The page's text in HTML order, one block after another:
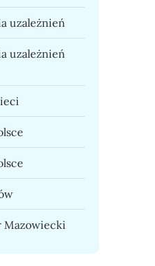
uzależnień
uzależnień
Mazowiecki